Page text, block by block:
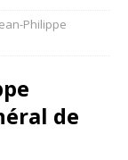
Philippe
de